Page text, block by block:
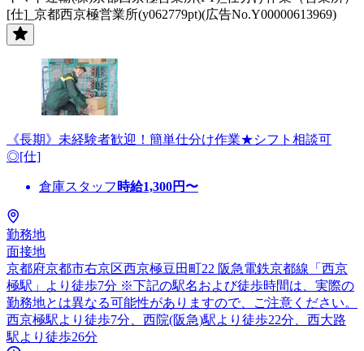
[仕]_京都西京極営業所(y062779pt)(広告No.Y00000613969)
《長期》未経験者歓迎！簡単仕分け作業★シフト相談可
◎[仕]
倉庫スタッフ 時給1,300円〜
勤務地
面接地
京都府京都市右京区西京極豆田町22 阪急電鉄京都線「西京
極駅」より徒歩7分 ※下記の駅名および徒歩時間は、実際の
勤務地とは異なる可能性がありますので、ご注意ください。
西京極駅より徒歩7分、西院(阪急)駅より徒歩22分、西大路
駅より徒歩26分